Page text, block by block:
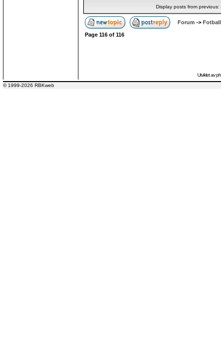
Display posts from previous:
Forum ->
Page 116 of 116
Utviklet av
© 1999-2026 RBKweb